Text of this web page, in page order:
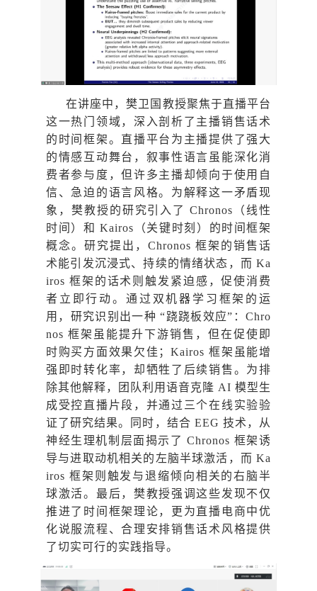
在讲座中，樊卫国教授聚焦于直播平台
这一热门领域，深入剖析了主播销售话术
的时间框架。直播平台为主播提供了强大
的情感互动舞台，叙事性语言虽能深化消
费者参与度，但许多主播却倾向于使用自
信、急迫的语言风格。为解释这一矛盾现
象，樊教授的研究引入了Chronos （线性
时间）和 Kairos（关键时刻）的时间框架
概念。研究提出，Chronos 框架的销售话
术能引发沉浸式、持续的情绪状态，而 Ka
iros 框架的话术则触发紧迫感，促使消费
者立即行动。通过双机器学习框架的运
用，研究识别出一种 “跷跷板效应”：Chro
nos 框架虽能提升下游销售，但在促使即
时购买方面效果欠佳；Kairos 框架虽能增
强即时转化率，却牺牲了后续销售。为排
除其他解释，团队利用语音克隆 AI 模型生
成受控直播片段，并通过三个在线实验验
证了研究结果。同时，结合 EEG 技术，从
神经生理机制层面揭示了 Chronos 框架诱
导与进取动机相关的左脑半球激活，而 Ka
iros 框架则触发与退缩倾向相关的右脑半
球激活。最后，樊教授强调这些发现不仅
推进了时间框架理论，更为直播电商中优
化说服流程、合理安排销售话术风格提供
了切实可行的实践指导。